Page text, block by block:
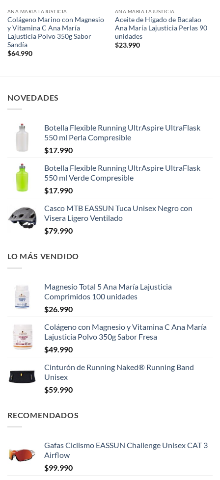
ANA MARIA LAJUSTICIA
Colágeno Marino con Magnesio
y Vitamina C Ana María
Lajusticia Polvo 350g Sabor
Sandía
$64.990
ANA MARIA LAJUSTICIA
Aceite de Hígado de Bacalao
Ana María Lajusticia Perlas 90
unidades
$23.990
NOVEDADES
Botella Flexible Running UltrAspire UltraFlask
550 ml Perla Compresible
$17.990
Botella Flexible Running UltrAspire UltraFlask
550 ml Verde Compresible
$17.990
Casco MTB EASSUN Tuca Unisex Negro con
Visera Ligero Ventilado
$79.990
LO MÁS VENDIDO
Magnesio Total 5 Ana María Lajusticia
Comprimidos 100 unidades
$26.990
Colágeno con Magnesio y Vitamina C Ana María
Lajusticia Polvo 350g Sabor Fresa
$49.990
Cinturón de Running Naked® Running Band
Unisex
$59.990
RECOMENDADOS
Gafas Ciclismo EASSUN Challenge Unisex CAT 3
Airflow
$99.990